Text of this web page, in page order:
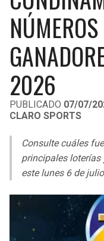
LIGA DE EXPANSIÓN MX
LEAGUES CUP
UEFA EUROPA LEAGUE
UEFA CONFERENCE
MLS
COPA LIBERTADORES
COPA SUDAMERICANA
LIGA BETPLAY
OTRAS LIGAS
RAIDERS
CHARGERS
RAVENS
BROWNS
CAVALIERS
PISTONS
PACERS
HAWKS
2026
PUBLICADO 07/07/
CLARO SPORTS
Consulte cuáles
principales loterías
este lunes 6 de